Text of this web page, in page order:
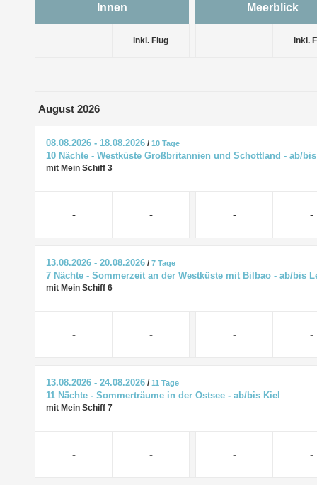
Innen Meerblick
inkl. Flug inkl.
August 2026
08.08.2026 - 18.08.2026 /10 Tage
10 Nächte - Westküste Großbritannien und Schottland - ab/
mit Mein Schiff 3
- - - -
13.08.2026 - 20.08.2026 /7 Tage
7 Nächte - Sommerzeit an der Westküste mit Bilbao - ab/bis
mit Mein Schiff 6
- - - -
13.08.2026 - 24.08.2026 /11 Tage
11 Nächte - Sommerträume in der Ostsee - ab/bis Kiel
mit Mein Schiff 7
- - - -